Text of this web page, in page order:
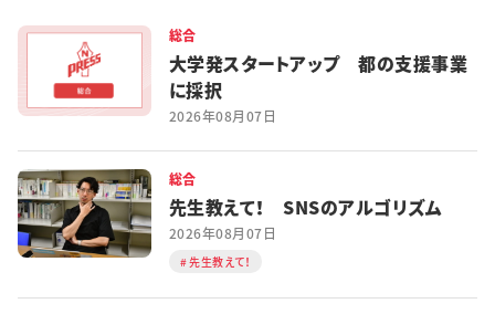
総合
大学発スタートアップ 都の支援事業
に採択
2026年08月07日
総合
先生教えて！ SNSのアルゴリズム
2026年08月07日
先生教えて！